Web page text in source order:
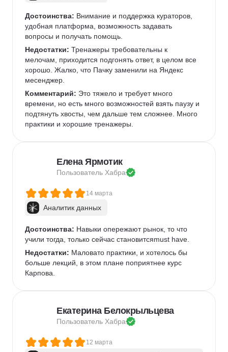
Достоинства: Внимание и поддержка кураторов,
удобная платформа, возможность задавать
вопросы и получать помощь.
Недостатки: Тренажеры требовательны к
мелочам, приходится подгонять ответ, в целом все
хорошо. Жалко, что Пачку заменили на Яндекс
месенджер.
Комментарий: Это тяжело и требует много
времени, но есть много возможностей взять паузу и
подтянуть хвосты, чем дальше тем сложнее. Много
практики и хорошие тренажеры.
Елена Ярмотик
Пользователь Хабра
14 марта
Аналитик данных
Достоинства: Навыки опережают рынок, то что
учили тогда, только сейчас становитсяmust have.
Недостатки: Маловато практики, и хотелось бы
больше лекций, в этом плане поприятнее курс
Карпова.
Екатерина Белокрыльцева
Пользователь Хабра
12 марта